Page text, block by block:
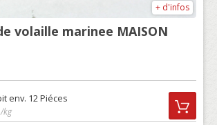
+ d'infos
volaille marinee MAISON
env. 12 Piéces
/kg